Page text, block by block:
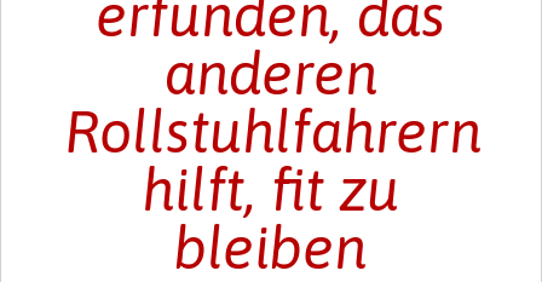
erfunden, das
anderen
Rollstuhlfahrern
hilft, fit zu
bleiben